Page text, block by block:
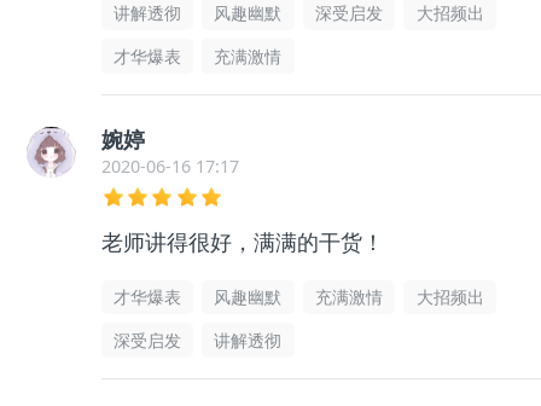
讲解透彻 风趣幽默 深受启发
大招频出
才华爆表
充满激情
婉婷
2020-06-16 17:17
老师讲得很好，满满的干货！
才华爆表 风趣幽默 充满激情
大招频出
深受启发
讲解透彻